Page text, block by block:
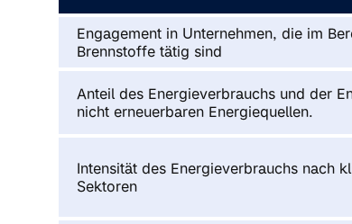
Engagement in Unternehmen, die im
Brennstoffe tätig sind
Anteil des Energieverbrauchs und der
nicht erneuerbaren Energiequellen.
Intensität des Energieverbrauchs nach
Sektoren